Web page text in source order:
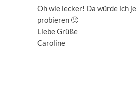
Oh wie lecker! Da würde ich
probieren 🙂
Liebe Grüße
Caroline